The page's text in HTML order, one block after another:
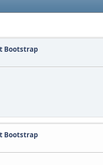
Bootstrap
Bootstrap